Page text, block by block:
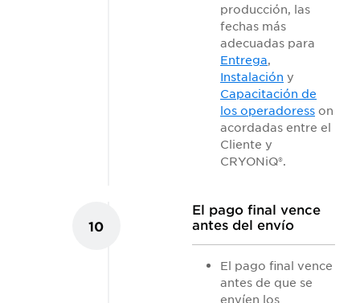
producción, las
fechas más
adecuadas para
Entrega,
Instalación y
Capacitación de
los operadoress on
acordadas entre el
Cliente y
CRYONiQ®.
10
El pago final vence
antes del envío
El pago final vence
antes de que se
envíen los